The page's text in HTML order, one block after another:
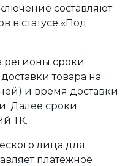
составляют
в статусе «Под
регионы сроки
товара на
и время доставки
Далее сроки
ТК.
лица для
платежное